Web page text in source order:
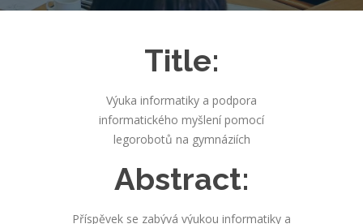
Title:
Výuka informatiky a podpora
informatického myšlení pomocí
legorobotů na gymnáziích
Abstract:
Příspěvek se zabývá výukou informatiky a